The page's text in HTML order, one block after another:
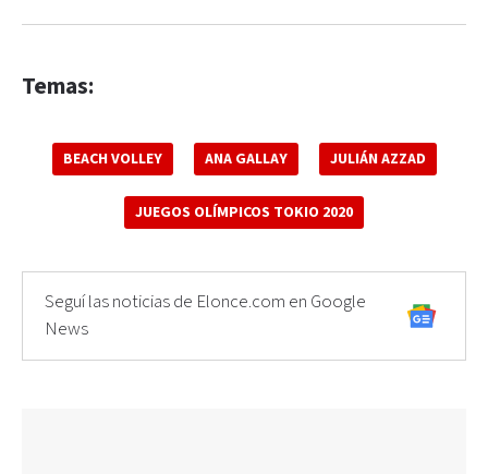
Temas:
BEACH VOLLEY ANA GALLAY JULIÁN AZZAD
JUEGOS OLÍMPICOS TOKIO 2020
Seguí las noticias de Elonce.com en Google
News